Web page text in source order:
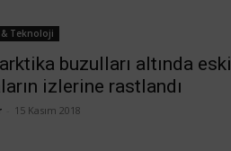
Teknoloji
buzulları altında eski
izlerine rastlandı
15 Kasım 2018